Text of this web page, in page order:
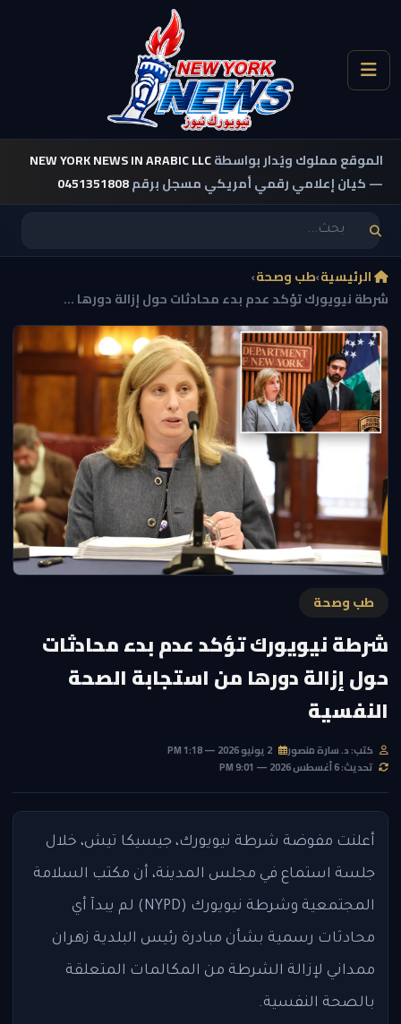
الموقع مملوك ويُدار بواسطةNEW YORK NEWS IN ARABIC LLC
— كيان إعلامي رقمي أمريكي مسجل برقم0451351808
الرئيسية›طب وصحة›
شرطة نيويورك تؤكد عدم بدء محادثات حول إزالة دورها ...
طب وصحة
شرطة نيويورك تؤكد عدم بدء محادثات
حول إزالة دورها من استجابة الصحة
النفسية
كتب: د. سارة منصور
تحديث: 6 أغسطس 2026 — 9:01 PM
أعلنت مفوضة شرطة نيويورك، جيسيكا تيش، خلال
جلسة استماع في مجلس المدينة، أن مكتب السلامة
المجتمعية وشرطة نيويورك (NYPD) لم يبدآ أي
محادثات رسمية بشأن مبادرة رئيس البلدية زهران
ممداني لإزالة الشرطة من المكالمات المتعلقة
بالصحة النفسية.